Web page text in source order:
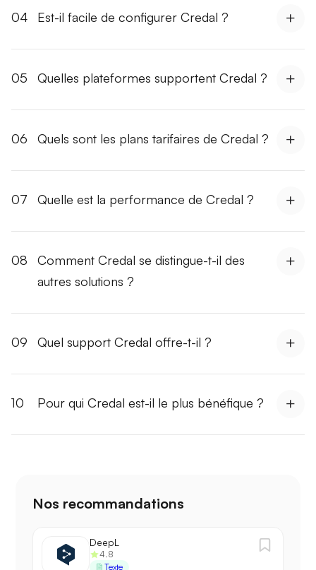
04 Est-il facile de configurer Credal ?
05 Quelles plateformes supportent Credal ?
06 Quels sont les plans tarifaires de Credal ?
07 Quelle est la performance de Credal ?
08
Comment Credal se distingue-t-il des
autres solutions ?
09 Quel support Credal offre-t-il ?
10 Pour qui Credal est-il le plus bénéfique ?
Nos recommandations
DeepL
4.8
Texte